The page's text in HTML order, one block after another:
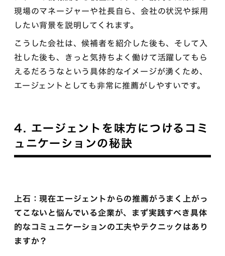
現場のマネージャーや社長自ら、会社の状況や採用
したい背景を説明してくれます。
こうした会社は、候補者を紹介した後も、そして入
社した後も、きっと気持ちよく働けて活躍してもら
えるだろうなという具体的なイメージが湧くため、
エージェントとしても非常に推薦がしやすいです。
4. エージェントを味方につけるコミ
ュニケーションの秘訣
上石：現在エージェントからの推薦がうまく上がっ
てこないと悩んでいる企業が、まず実践すべき具体
的なコミュニケーションの工夫やテクニックはあり
ますか？